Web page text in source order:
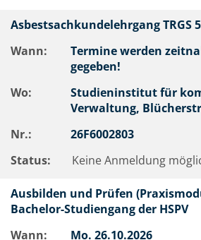
Asbestsachkundelehrgang TRGS
Wann:
Termine werden
gegeben!
Wo:
Studieninstitut für
Verwaltung,
Nr.:
26F6002803
Status:
Keine Anmeldung
Ausbilden und Prüfen
Bachelor-Studiengang der HSPV
Wann:
Mo. 26.10.2026